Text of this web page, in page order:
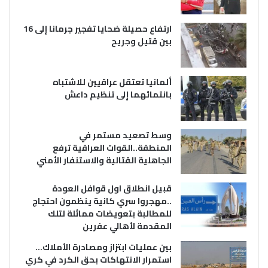
ارتفاع حصيلة ضحايا تفجير جرمانا إلى 16
بين قتيل وجريح
ألمانيا تعتقل عراقيين للاشتباه
بانتمائهما إلى تنظيم داعش
وسط تصعيد مستمر في
المنطقة..القوات العراقية ترفع
الجاهلية القتالية والاستنفار الأمني
قبيل انطلاق اول قوافل العودة
..مهجروا سري كانية ينظمون احتجاج
للمطالبة بتعويضات مماثلة لتلك
المقدمة لأهالي عفرين
بين عمليات ابتزاز ومصادرة الأملاك…
استمرار الانتهاكات بحق الكرد في كري